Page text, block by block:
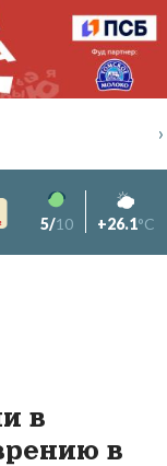
›
5/10 +26.1°C
в
в